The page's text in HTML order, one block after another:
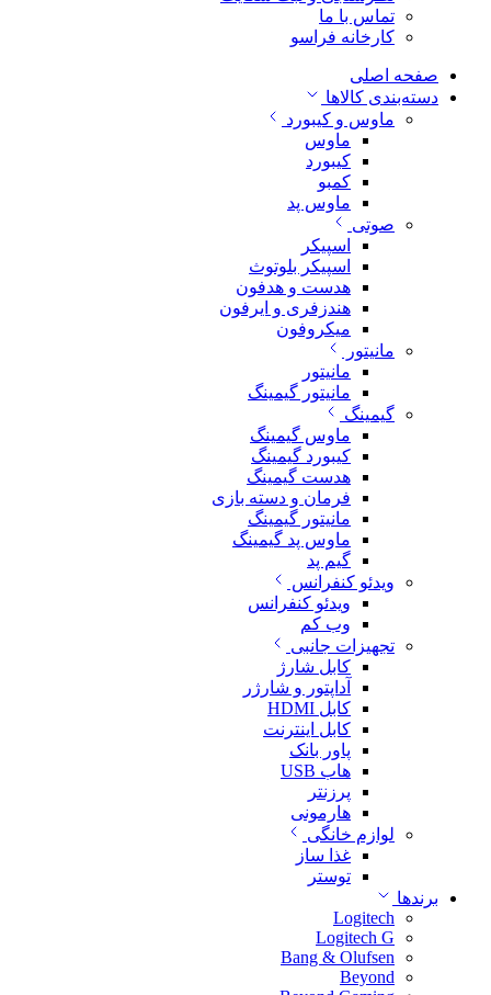
تماس با ما
کارخانه فراسو
صفحه اصلی
دسته‌بندی کالاها
ماوس و کیبورد
ماوس
کیبورد
کمبو
ماوس پد
صوتی
اسپیکر
اسپیکر بلوتوث
هدست و هدفون
هندزفری و ایرفون
میکروفون
مانیتور
مانیتور
مانیتور گیمینگ
گیمینگ
ماوس گیمینگ
کیبورد گیمینگ
هدست گیمینگ
فرمان و دسته بازی
مانیتور گیمینگ
ماوس پد گیمینگ
گیم پد
ویدئو کنفرانس
ویدئو کنفرانس
وب کم
تجهیزات جانبی
کابل شارژ
آداپتور و شارژر
کابل HDMI
کابل اینترنت
پاور بانک
هاب USB
پرزنتر
هارمونی
لوازم خانگی
غذا ساز
توستر
برندها
Logitech
Logitech G
Bang & Olufsen
Beyond